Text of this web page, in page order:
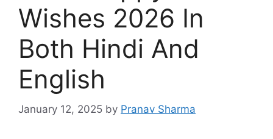
Wishes 2026 In
Both Hindi And
English
January 12, 2025 by Pranav Sharma